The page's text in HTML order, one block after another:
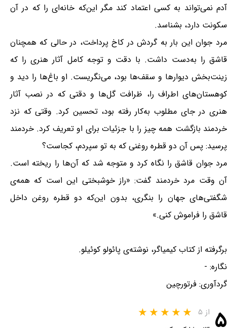
آدم نمی‌تواند به کسی اعتماد کند مگر این‌که خانه‌ای را که در آن
سکونت دارد، بشناسد.
مرد جوان این بار به گردش در کاخ پرداخت، در حالی که همچنان
قاشق را به‌دست داشت. با دقت و توجه کامل آثار هنری را که
زینت‌بخش دیوارها و سقف‌ها بود، می‌نگریست. او باغ‌ها را دید و
کوهستان‌های اطراف را، ظرافت گل‌ها و دقتی که در نصب آثار
هنری در جای مطلوب به‌کار رفته بود، تحسین کرد. وقتی که نزد
خردمند بازگشت همه چیز را با جزئیات برای او تعریف کرد. خردمند
پرسید: پس آن دو قطره روغنی که به تو سپردم، کجاست؟
مرد جوان قاشق را نگاه کرد و متوجه شد که آن‌ها را ریخته است.
آن وقت مرد خردمند گفت: «راز خوشبختی این است که همه‌ی
شگفتی‌های جهان را بنگری، بدون این‌که دو قطره روغن داخل
قاشق را فراموش کنی.»
برگرفته از کتاب کیمیاگر، نوشته‌ی پائولو کوئیلو.
نگاره: -
گردآوری: فرتورچین
۵ از ۵